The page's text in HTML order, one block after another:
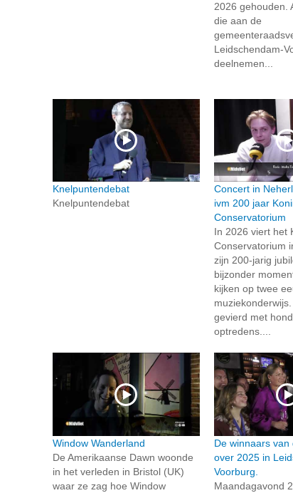
2026 gehouden.
die aan de
Leidschendam-
deelnemen...
Knelpuntendebat
Knelpuntendebat
Concert in
ivm 200 jaar
Conservatorium
In 2026 viert het
Conservatorium
zijn 200-jarig
bijzonder
kijken op twee
gevierd met
optredens....
Window Wanderland
De Amerikaanse Dawn woonde
in het verleden in Bristol (UK)
waar ze zag hoe Window
De winnaars van
over 2025 in
Voorburg.
Maandagavond